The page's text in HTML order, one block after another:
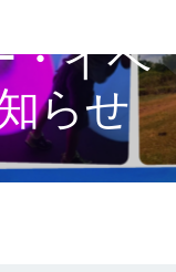
・イベ
らせ